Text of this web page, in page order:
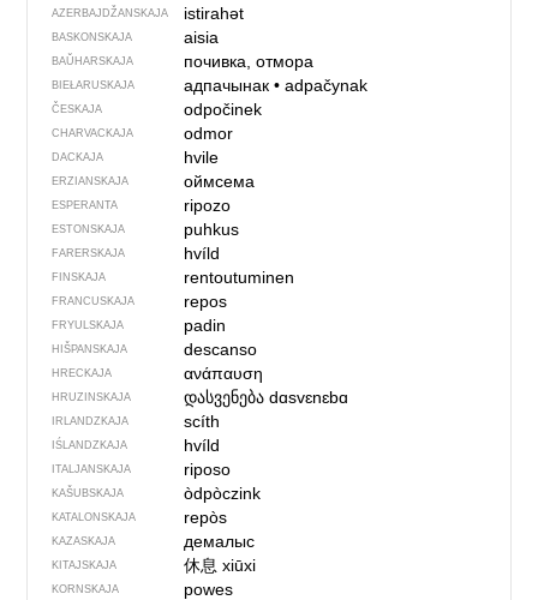
AZERBAJDŽAN­SKAJA istirahət
BASKONSKAJA aisia
BAŬHARSKAJA почивка, отмора
BIEŁARUSKAJA адпачынак• adpačynak
ČESKAJA odpočinek
CHARVACKAJA odmor
DACKAJA hvile
ERZIANSKAJA оймсема
ESPERANTA ripozo
ESTONSKAJA puhkus
FARERSKAJA hvíld
FINSKAJA rentoutuminen
FRANCUSKAJA repos
FRYULSKAJA padin
HIŠPANSKAJA descanso
HRECKAJA ανάπαυση
HRUZINSKAJA დასვენებაdɑsvɛnɛbɑ
IRLANDZKAJA scíth
IŚLANDZKAJA hvíld
ITALJANSKAJA riposo
KAŠUBSKAJA òdpòczink
KATALONSKAJA repòs
KAZASKAJA демалыс
KITAJSKAJA 休息xiūxi
KORNSKAJA powes